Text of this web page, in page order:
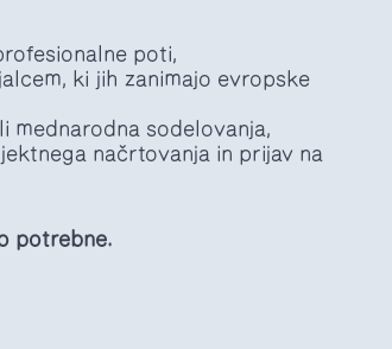
poti,
ki jih zanimajo evropske
mednarodna sodelovanja,
načrtovanja in prijav na
potrebne.